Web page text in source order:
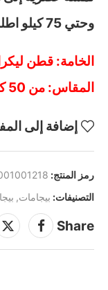
وحتي 75 كيلو اطلبيها الان قبل نفاذ الكمية
الخامة: قطن ليكرا
المقاس: من 50 كيلو – 75 كيلو
إضافة إلى
رمز المنتج:
التصنيفات: بيجامات,
Share